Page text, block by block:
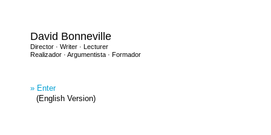
David Bonneville
Director · Writer · Lecturer
Realizador · Argumentista · Formador
» Enter
(English Version)